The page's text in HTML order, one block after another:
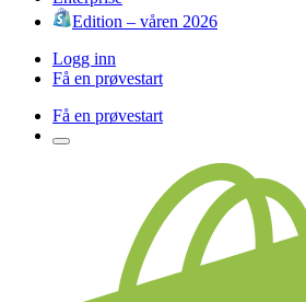
Edition – våren 2026
Logg inn
Få en prøvestart
Få en prøvestart